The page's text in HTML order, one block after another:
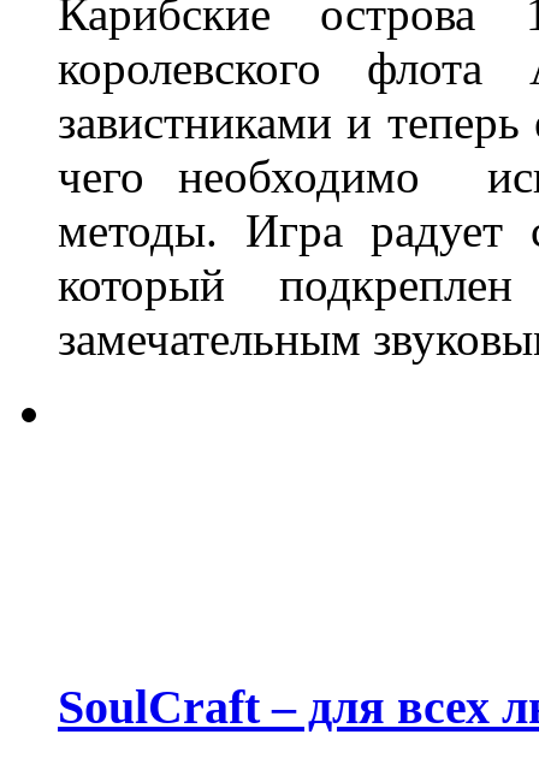
Карибские
королевского
завистниками и
чего необходимо
методы. Игра радует
который
замечательным
SoulCraft – для всех